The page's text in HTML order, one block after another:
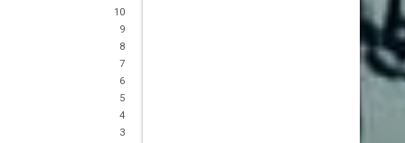
10
9
8
7
6
5
4
3